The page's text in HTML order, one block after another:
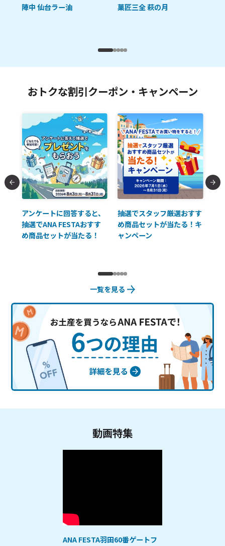
陣中 仙台ラー油 菓匠三全 萩の月
おトクな割引クーポン・キャンペーン
アンケートに回答すると、
抽選でANA FESTAおすす
め商品セットが当たる！
抽選でスタッフ厳選おすす
め商品セットが当たる！キ
ャンペーン
一覧を見る
動画特集
ANA FESTA羽田60番ゲートフ